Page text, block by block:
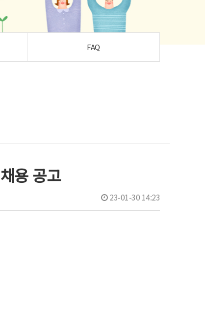
FAQ
용 공고
23-01-30 14:23